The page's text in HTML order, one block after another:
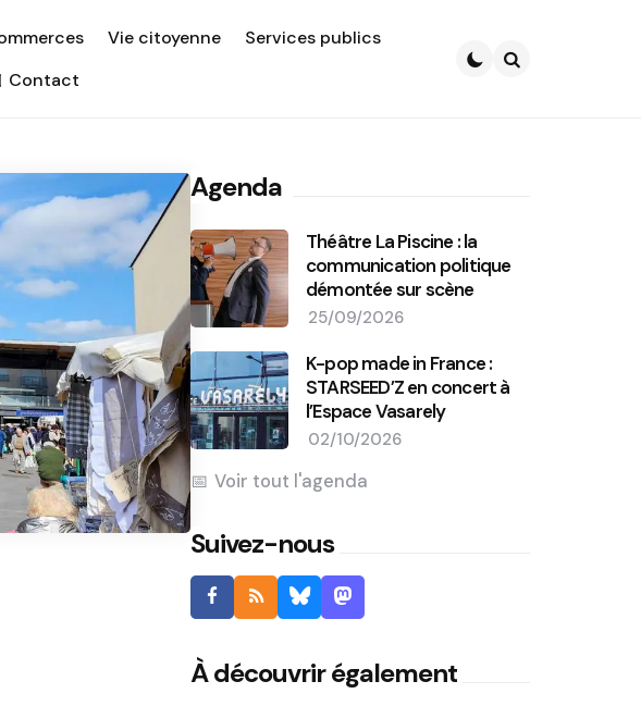
Vie citoyenne
Services publics
Contact
Agenda
Théâtre La Piscine : la
communication politique
démontée sur scène
25/09/2026
K-pop made in France :
STARSEED’Z en concert à
l’Espace Vasarely
02/10/2026
Voir tout l'agenda
Suivez-nous
À découvrir également